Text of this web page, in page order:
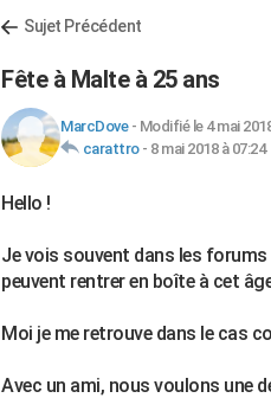
Sujet Précédent
Fête à Malte à 25 ans
MarcDove- Modifié le 4 mai
carattro- 8 mai 2018 à 07:24
Hello !
Je vois souvent dans les
peuvent rentrer en boîte à cet
Moi je me retrouve dans le cas
Avec un ami, nous voulons une